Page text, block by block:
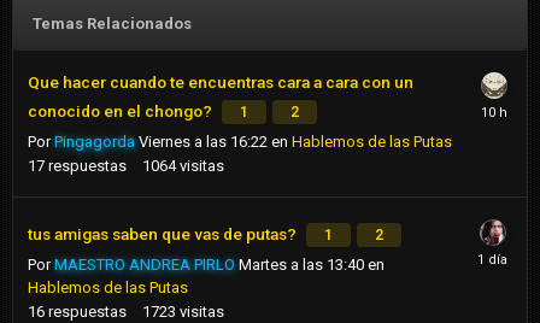
Temas Relacionados
Que hacer cuando te encuentras cara a cara con un
conocido en el chongo?
1 2
PorPingagorda Viernes a las 16:22 en Hablemos de las Putas
17 respuestas 1064 visitas
tus amigas saben que vas de putas? 1 2
PorMAESTRO ANDREA PIRLO Martes a las 13:40 en
Hablemos de las Putas
16 respuestas 1723 visitas